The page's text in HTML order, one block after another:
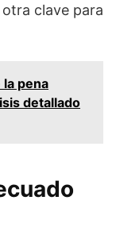
clave para
la pena
detallado